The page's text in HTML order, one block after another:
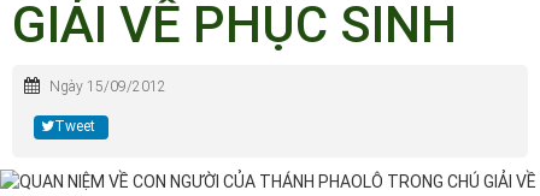
GIẢI VỀ PHỤC SINH
Ngày 15/09/2012
Tweet